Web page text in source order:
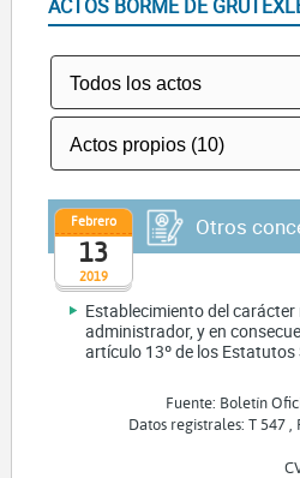
ACTOS BORME DE
2019
Febrero
13
Otros
Establecimiento del
administrador, y en
artículo 13º de los Estatutos
Fuente: Boletín
Datos registrales: T 547 ,